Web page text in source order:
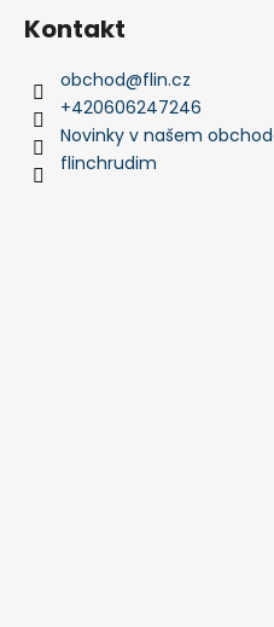
Kontakt
obchod@flin.cz
+420606247246
Novinky v našem
flinchrudim